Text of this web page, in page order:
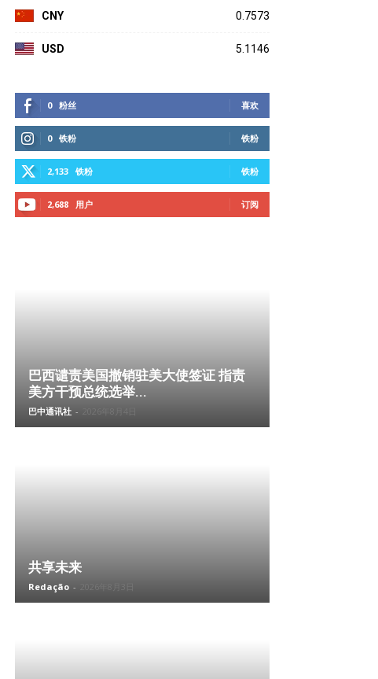
CNY 0.7573
USD 5.1146
0 粉丝 喜欢
0 铁粉 铁粉
2,133 铁粉 铁粉
2,688 用户 订阅
巴西谴责美国撤销驻美大使签证 指责
美方干预总统选举...
巴中通讯社 -
共享未来
Redação -